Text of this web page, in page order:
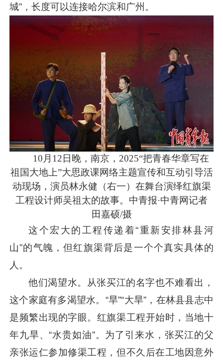
城”，长度可以连接哈尔滨和广州。
10月12日晚，南京，2025“把青春华章写在
祖国大地上”大思政课网络主题宣传和互动引导活
动现场，演员林永健（右一）在舞台演绎红旗渠
工程设计师吴祖太的故事。中青报·中青网记者
田嘉硕/摄
这个宏大的工程传递着“重新安排林县河
山”的气魄，但红旗渠背后是一个个真实具体的
人。
他们渴望水。从张买江的名字也不难看出，
这个家庭有多渴望水。“旱”“大旱”，在林县县志中
是频繁出现的字眼。红旗渠工程开始时，当地十
年九旱、“水贵如油”。为了引来水，张买江的父
亲张运仁参加修渠工程，但不久后在工地因意外